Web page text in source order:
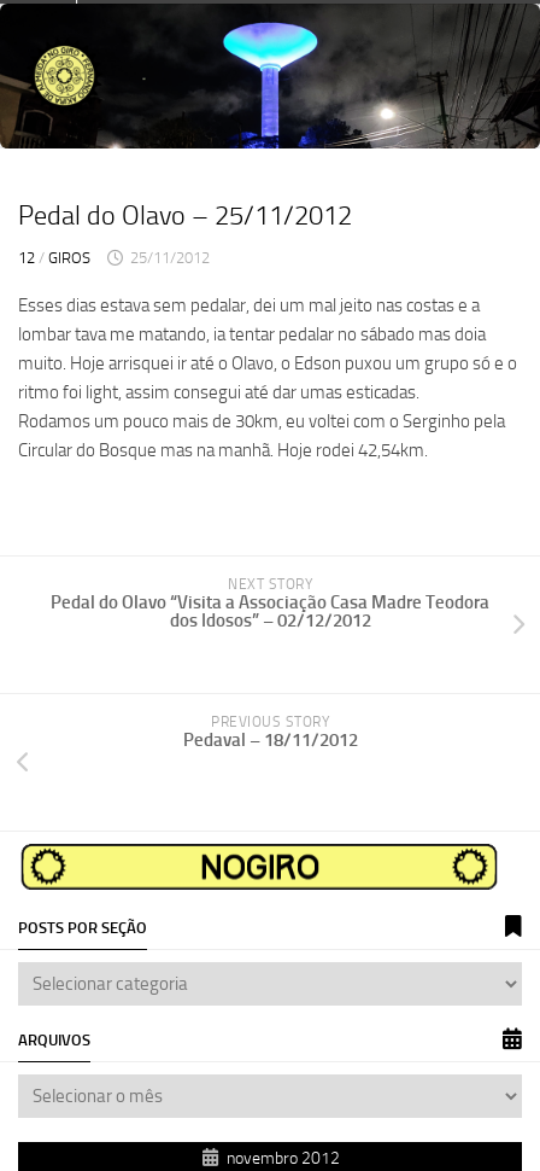
Skip
content
Pedal do Olavo – 25/11/2012
12 / GIROS 25/11/2012
Esses dias estava sem pedalar, dei um mal jeito nas costas e a
lombar tava me matando, ia tentar pedalar no sábado mas doia
muito. Hoje arrisquei ir até o Olavo, o Edson puxou um grupo só e o
ritmo foi light, assim consegui até dar umas esticadas.
Rodamos um pouco mais de 30km, eu voltei com o Serginho pela
Circular do Bosque mas na manhã. Hoje rodei 42,54km.
NEXT STORY
Pedal do Olavo “Visita a Associação Casa Madre Teodora
dos Idosos” – 02/12/2012
PREVIOUS STORY
Pedaval – 18/11/2012
POSTS POR SEÇÃO
ARQUIVOS
novembro 2012